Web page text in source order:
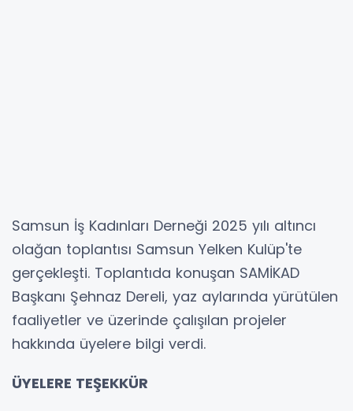
Samsun İş Kadınları Derneği 2025 yılı altıncı
olağan toplantısı Samsun Yelken Kulüp'te
gerçekleşti. Toplantıda konuşan SAMİKAD
Başkanı Şehnaz Dereli, yaz aylarında yürütülen
faaliyetler ve üzerinde çalışılan projeler
hakkında üyelere bilgi verdi.
ÜYELERE TEŞEKKÜR